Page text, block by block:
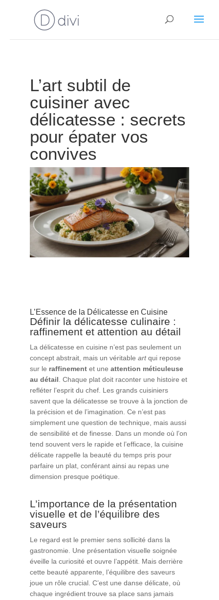
L’art subtil de
cuisiner avec
délicatesse : secrets
pour épater vos
convives
L’Essence de la Délicatesse en Cuisine
Définir la délicatesse culinaire :
raffinement et attention au détail
La délicatesse en cuisine n’est pas seulement un
concept abstrait, mais un véritable artqui repose
sur le raffinementet une attention méticuleuse
au détail. Chaque plat doit raconter une histoire et
refléter l’esprit du chef. Les grands cuisiniers
savent que la délicatesse se trouve à la jonction de
la précision et de l’imagination. Ce n’est pas
simplement une question de technique, mais aussi
de sensibilité et de finesse. Dans un monde où l’on
tend souvent vers le rapide et l’efficace, la cuisine
délicate rappelle la beauté du temps pris pour
parfaire un plat, conférant ainsi au repas une
dimension presque poétique.
L’importance de la présentation
visuelle et de l’équilibre des
saveurs
Le regard est le premier sens sollicité dans la
gastronomie. Une présentation visuelle soignée
éveille la curiosité et ouvre l’appétit. Mais derrière
cette beauté apparente, l’équilibre des saveurs
joue un rôle crucial. C’est une danse délicate, où
chaque ingrédient trouve sa place sans jamais